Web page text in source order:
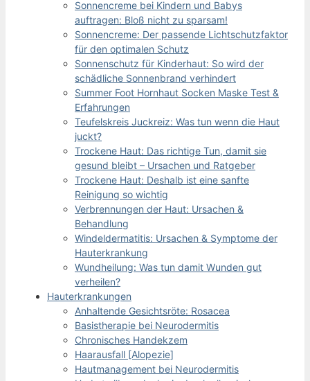
Sonnencreme bei Kindern und Babys
auftragen: Bloß nicht zu sparsam!
Sonnencreme: Der passende Lichtschutzfaktor
für den optimalen Schutz
Sonnenschutz für Kinderhaut: So wird der
schädliche Sonnenbrand verhindert
Summer Foot Hornhaut Socken Maske Test &
Erfahrungen
Teufelskreis Juckreiz: Was tun wenn die Haut
juckt?
Trockene Haut: Das richtige Tun, damit sie
gesund bleibt – Ursachen und Ratgeber
Trockene Haut: Deshalb ist eine sanfte
Reinigung so wichtig
Verbrennungen der Haut: Ursachen &
Behandlung
Windeldermatitis: Ursachen & Symptome der
Hauterkrankung
Wundheilung: Was tun damit Wunden gut
verheilen?
Hauterkrankungen
Anhaltende Gesichtsröte: Rosacea
Basistherapie bei Neurodermitis
Chronisches Handekzem
Haarausfall [Alopezie]
Hautmanagement bei Neurodermitis